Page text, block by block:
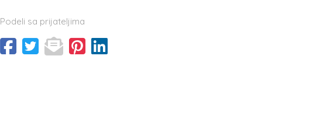
Podeli sa prijateljima